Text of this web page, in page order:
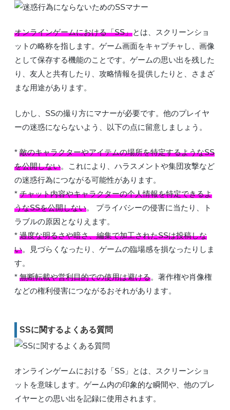
オンラインゲームにおける「SS」とは、スクリーンショ
ットの略称を指します。ゲーム画面をキャプチャし、画像
として保存する機能のことです。ゲームの思い出を残した
り、友人と共有したり、攻略情報を提供したりと、さまざ
まな用途があります。
しかし、SSの撮り方にマナーが必要です。他のプレイヤ
ーの迷惑にならないよう、以下の点に留意しましょう。
* 敵のキャラクターやアイテムの場所を特定するようなSS
を公開しない。これにより、ハラスメントや集団攻撃など
の迷惑行為につながる可能性があります。
* チャット内容やキャラクターの个人情報を特定できるよ
うなSSを公開しない。 プライバシーの侵害に当たり、ト
ラブルの原因となりえます。
* 過度な明るさや暗さ、編集で加工されたSSは投稿しな
い。見づらくなったり、ゲームの臨場感を損なったりしま
す。
* 無断転載や営利目的での使用は避ける。著作権や肖像権
などの権利侵害につながるおそれがあります。
SSに関するよくある質問
オンラインゲームにおける「SS」とは、スクリーンショ
ットを意味します。ゲーム内の印象的な瞬間や、他のプレ
イヤーとの思い出を記録に使用されます。